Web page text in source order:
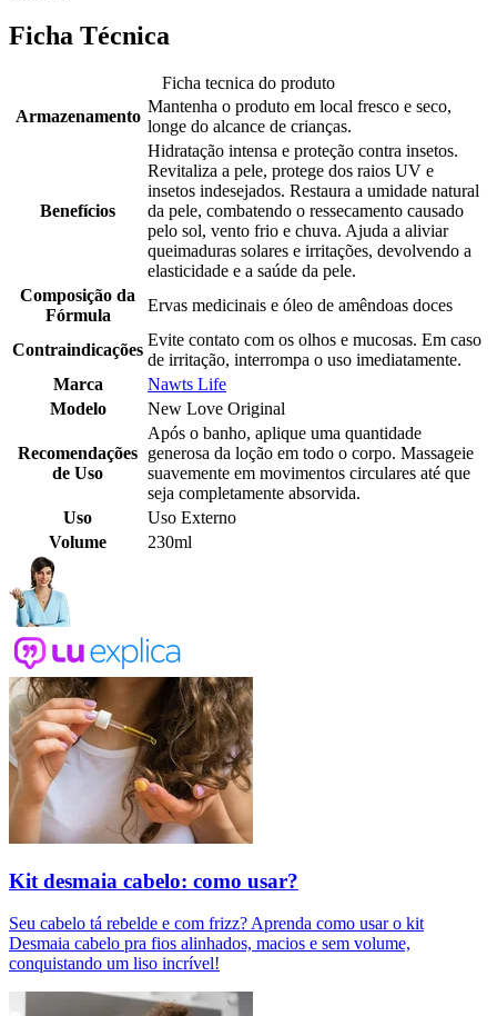
Ficha Técnica
Ficha tecnica do produto
Armazenamento
Mantenha o produto em local fresco e seco,
longe do alcance de crianças.
Benefícios
Hidratação intensa e proteção contra insetos.
Revitaliza a pele, protege dos raios UV e
insetos indesejados. Restaura a umidade natural
da pele, combatendo o ressecamento causado
pelo sol, vento frio e chuva. Ajuda a aliviar
queimaduras solares e irritações, devolvendo a
elasticidade e a saúde da pele.
Composição da
Fórmula
Ervas medicinais e óleo de amêndoas doces
Contraindicações
Evite contato com os olhos e mucosas. Em caso
de irritação, interrompa o uso imediatamente.
Marca
Nawts Life
Modelo
New Love Original
Recomendações
de Uso
Após o banho, aplique uma quantidade
generosa da loção em todo o corpo. Massageie
suavemente em movimentos circulares até que
seja completamente absorvida.
Uso
Uso Externo
Volume
230ml
Kit desmaia cabelo: como usar?
Seu cabelo tá rebelde e com frizz? Aprenda como usar o kit
Desmaia cabelo pra fios alinhados, macios e sem volume,
conquistando um liso incrível!